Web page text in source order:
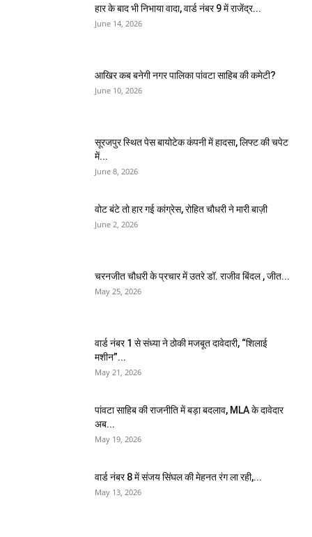
हार के बाद भी निभाया वादा, वार्ड नंबर 9 में राजेंद्र...
June 14, 2026
आखिर कब बनेगी नगर पालिका पांवटा साहिब की कमेटी?
June 10, 2026
सूरजपुर स्थित पेस बायोटेक कंपनी में हादसा, लिफ्ट की चपेट
में...
June 8, 2026
वोट बंटे तो हार गई कांग्रेस, रोहित चौधरी ने मारी बाज़ी
June 2, 2026
चरनजीत चौधरी के प्रचार में उतरे डॉ. राजीव बिंदल , जीत...
May 25, 2026
वार्ड नंबर 1 से संध्या ने ठोकी मजबूत दावेदारी, “शिलाई
मशीन”...
May 21, 2026
पांवटा साहिब की राजनीति में बड़ा बदलाव, MLA के दावेदार
अब...
May 19, 2026
वार्ड नंबर 8 में संजय सिंघल की मेहनत रंग ला रही,...
May 13, 2026